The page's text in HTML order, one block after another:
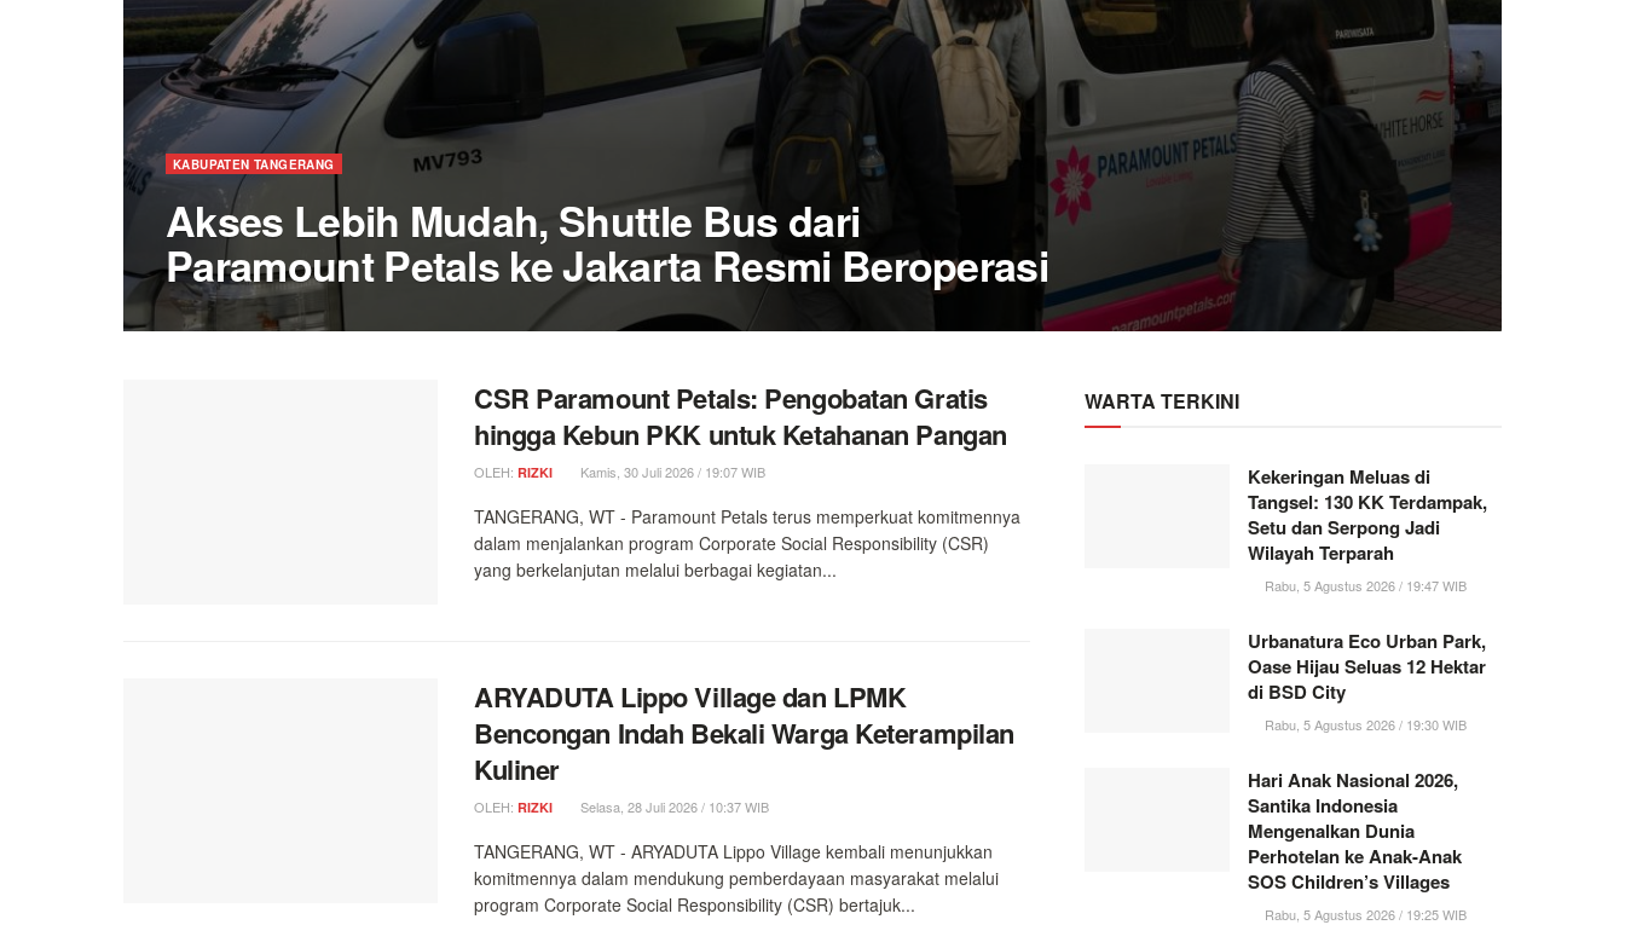
KABUPATEN TANGERANG
Akses Lebih Mudah, Shuttle Bus dari
Paramount Petals ke Jakarta Resmi Beroperasi
CSR Paramount Petals: Pengobatan Gratis
hingga Kebun PKK untuk Ketahanan Pangan
OLEH: RIZKI Kamis, 30 Juli 2026 / 19:07 WIB
TANGERANG, WT - Paramount Petals terus memperkuat komitmennya
dalam menjalankan program Corporate Social Responsibility (CSR)
yang berkelanjutan melalui berbagai kegiatan...
ARYADUTA Lippo Village dan LPMK
Bencongan Indah Bekali Warga Keterampilan
Kuliner
OLEH: RIZKI Selasa, 28 Juli 2026 / 10:37 WIB
TANGERANG, WT - ARYADUTA Lippo Village kembali menunjukkan
komitmennya dalam mendukung pemberdayaan masyarakat melalui
program Corporate Social Responsibility (CSR) bertajuk...
WARTA TERKINI
Kekeringan Meluas di
Tangsel: 130 KK Terdampak,
Setu dan Serpong Jadi
Wilayah Terparah
Rabu, 5 Agustus 2026 / 19:47 WIB
Urbanatura Eco Urban Park,
Oase Hijau Seluas 12 Hektar
di BSD City
Rabu, 5 Agustus 2026 / 19:30 WIB
Hari Anak Nasional 2026,
Santika Indonesia
Mengenalkan Dunia
Perhotelan ke Anak-Anak
SOS Children’s Villages
Rabu, 5 Agustus 2026 / 19:25 WIB